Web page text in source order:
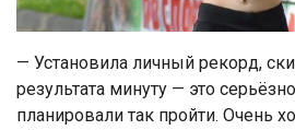
— Установила личный рекорд,
результата минуту — это
планировали так пройти. Очень